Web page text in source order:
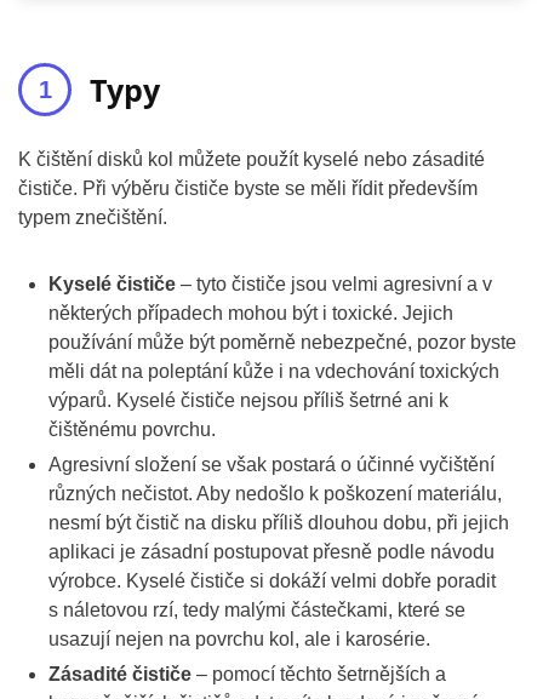
Typy
K čištění disků kol můžete použít kyselé nebo zásadité
čističe. Při výběru čističe byste se měli řídit především
typem znečištění.
Kyselé čističe – tyto čističe jsou velmi agresivní a v
některých případech mohou být i toxické. Jejich
používání může být poměrně nebezpečné, pozor byste
měli dát na poleptání kůže i na vdechování toxických
výparů. Kyselé čističe nejsou příliš šetrné ani k
čištěnému povrchu.
Agresivní složení se však postará o účinné vyčištění
různých nečistot. Aby nedošlo k poškození materiálu,
nesmí být čistič na disku příliš dlouhou dobu, při jejich
aplikaci je zásadní postupovat přesně podle návodu
výrobce. Kyselé čističe si dokáží velmi dobře poradit
s náletovou rzí, tedy malými částečkami, které se
usazují nejen na povrchu kol, ale i karosérie.
Zásadité čističe – pomocí těchto šetrnějších a